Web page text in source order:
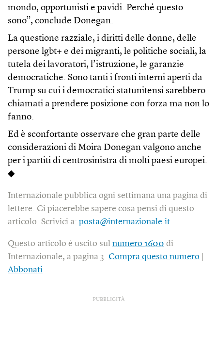
mondo, opportunisti e pavidi. Perché questo
sono”, conclude Donegan.
La questione razziale, i diritti delle donne, delle
persone lgbt+ e dei migranti, le politiche sociali, la
tutela dei lavoratori, l’istruzione, le garanzie
democratiche. Sono tanti i fronti interni aperti da
Trump su cui i democratici statunitensi sarebbero
chiamati a prendere posizione con forza ma non lo
fanno.
Ed è sconfortante osservare che gran parte delle
considerazioni di Moira Donegan valgono anche
per i partiti di centrosinistra di molti paesi europei.
◆
Internazionale pubblica ogni settimana una pagina di
lettere. Ci piacerebbe sapere cosa pensi di questo
articolo. Scrivici a: posta@internazionale.it
Questo articolo è uscito sul numero 1600 di
Internazionale, a pagina 3. Compra questo numero
Abbonati
PUBBLICITÀ